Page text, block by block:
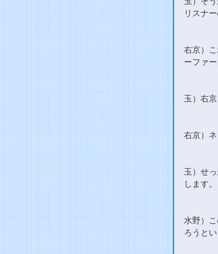
リスナ
右京）
ーファ
玉）右
右京）
玉）せ
します。
水野）
ろうと